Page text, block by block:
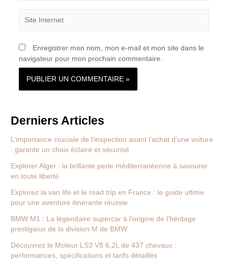
Internet
Enregistrer mon nom, mon e-mail et mon site dans le
navigateur pour mon prochain commentaire.
Derniers Articles
L’importance cruciale de l’inspection avant l’achat d’une voiture
: garantir un choix éclairé et sécurisé
Explorer Alger : la brillante perle méditerranéenne à savourer
en toute liberté
Explorez la van life et le road trip en France : le guide ultime
pour une aventure itinérante réussie
BMW M1 : La légendaire supercar à l’origine de l’héritage
prestigieux de la division M de BMW
Découvrez le Moteur LS3 V8 6,2L de 437 chevaux :
performances, spécifications et tarifs détaillés